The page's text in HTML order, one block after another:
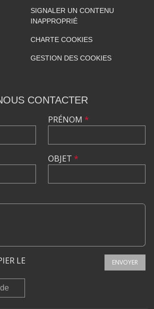
SIGNALER UN CONTENU
INAPPROPRIÉ
CHARTE COOKIES
GESTION DES COOKIES
CONTACTER
PRÉNOM *
OBJET *
LE
ENVOYER